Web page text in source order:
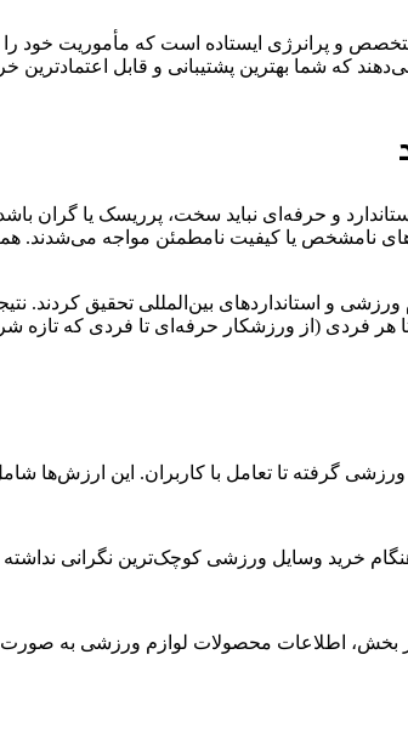
و پرانرژی ایستاده است که مأموریت خود را
که شما بهترین پشتیبانی و قابل اعتمادترین
و حرفه‌ای نباید سخت، پرریسک یا گران
یا کیفیت نامطمئن مواجه می‌شدند.
و استانداردهای بین‌المللی تحقیق کردند.
فردی (از ورزشکار حرفه‌ای تا فردی که تازه
گرفته تا تعامل با کاربران. این ارزش‌ها
خرید وسایل ورزشی کوچک‌ترین نگرانی نداشته
هر بخش، اطلاعات محصولات لوازم ورزشی به ‌صورت